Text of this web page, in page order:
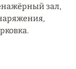
зал,